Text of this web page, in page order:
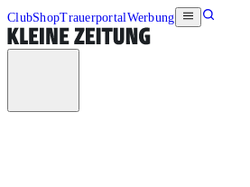
ClubShopTrauerportalWerbung